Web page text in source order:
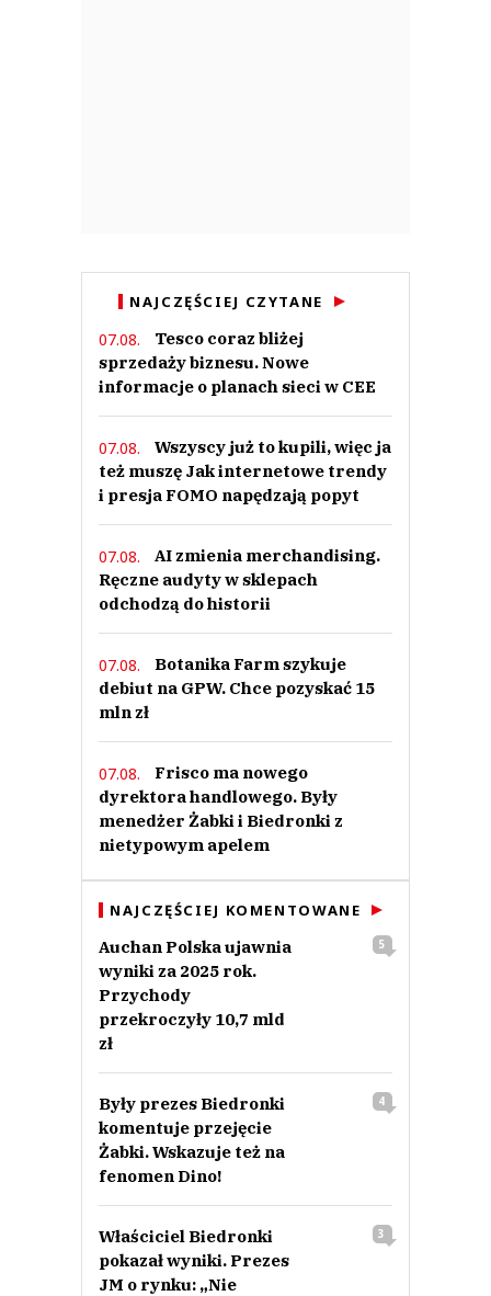
NAJCZĘŚCIEJ CZYTANE
07.08.
Tesco coraz bliżej
sprzedaży biznesu. Nowe
informacje o planach sieci w CEE
07.08.
Wszyscy już to kupili, więc ja
też muszę Jak internetowe trendy
i presja FOMO napędzają popyt
07.08.
AI zmienia merchandising.
Ręczne audyty w sklepach
odchodzą do historii
07.08.
Botanika Farm szykuje
debiut na GPW. Chce pozyskać 15
mln zł
07.08.
Frisco ma nowego
dyrektora handlowego. Były
menedżer Żabki i Biedronki z
nietypowym apelem
NAJCZĘŚCIEJ KOMENTOWANE
Auchan Polska ujawnia
wyniki za 2025 rok.
Przychody
przekroczyły 10,7 mld
zł
5
Były prezes Biedronki
komentuje przejęcie
Żabki. Wskazuje też na
fenomen Dino!
4
Właściciel Biedronki
pokazał wyniki. Prezes
JM o rynku: „Nie
3